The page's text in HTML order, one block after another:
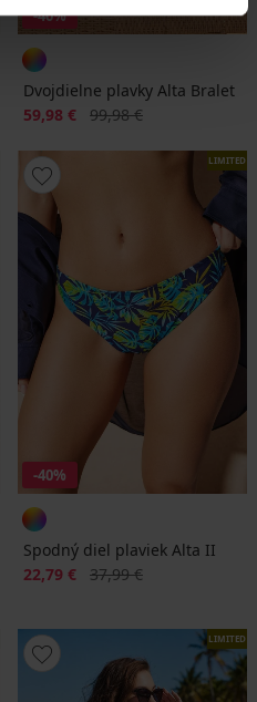
-40%
Dvojdielne plavky Alta Bralet
Zľava
59,98 € Pôvodná cena
99,98 €
LIMITED
-40%
Spodný diel plaviek Alta II
Zľava
22,79 € Pôvodná cena
37,99 €
LIMITED